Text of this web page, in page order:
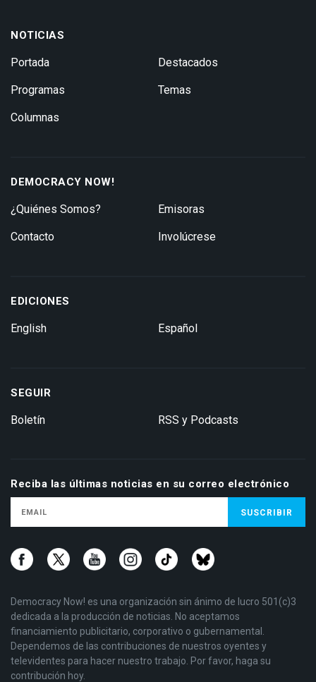
NOTICIAS
Portada
Programas
Columnas
Destacados
Temas
DEMOCRACY NOW!
¿Quiénes Somos?
Contacto
Emisoras
Involúcrese
EDICIONES
English Español
SEGUIR
Boletín RSS y Podcasts
Reciba las últimas noticias en su correo electrónico
Democracy Now! es una organización sin ánimo de lucro 501(c)3
dedicada a la producción de noticias. No aceptamos
financiamiento publicitario, corporativo o gubernamental.
Dependemos de las contribuciones de nuestros oyentes y
televidentes para hacer nuestro trabajo. Por favor, haga su
contribución hoy.